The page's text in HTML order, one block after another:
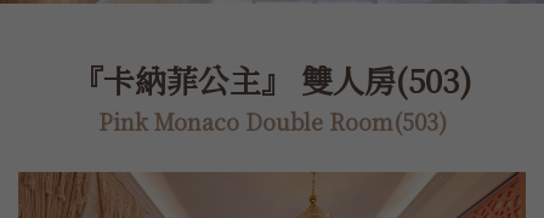
『卡納菲公主』 雙人房(503)
Pink Monaco Double Room(503)